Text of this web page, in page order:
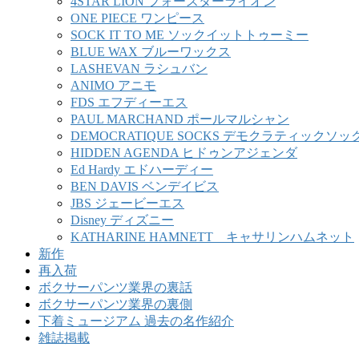
ONE PIECE ワンピース
SOCK IT TO ME ソックイットトゥーミー
BLUE WAX ブルーワックス
LASHEVAN ラシュバン
ANIMO アニモ
FDS エフディーエス
PAUL MARCHAND ポールマルシャン
DEMOCRATIQUE SOCKS デモクラティックソッ
HIDDEN AGENDA ヒドゥンアジェンダ
Ed Hardy エドハーディー
BEN DAVIS ベンデイビス
JBS ジェービーエス
Disney ディズニー
KATHARINE HAMNETT キャサリンハムネット
新作
再入荷
ボクサーパンツ業界の裏話
ボクサーパンツ業界の裏側
下着ミュージアム 過去の名作紹介
雑誌掲載